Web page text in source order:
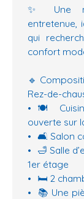
✨ Une
entretenue,
qui
confort
🔹
Rez-de-
🍽️
ouverte sur
🛋️ Salon
🛁 Salle
1er étage
🛏️ 2
📚 Une